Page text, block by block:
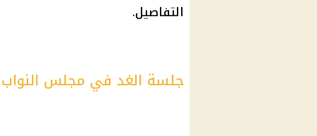
التفاصيل.
جلسة الغد في مجلس